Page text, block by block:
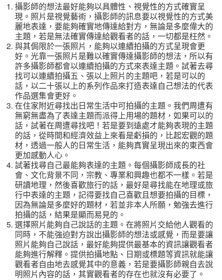
攝影師的想法最好能夠以具體性、視覺性的方式確實呈
現。照片是視覺藝術，攝影師的訊息要以視覺性的方式美
麗地表達，要能夠確實地傳達給對方，無論是多麼偉大的
主題，若是無法確實傳達給觀看者的話，一切都是枉然。
與其侷限於一張照片，能夠以連續拍攝的方式呈現會更
好。光靠一張照片是難以確實傳達攝影師的想法，所以有
許多攝影師都會以連續拍攝的方式來表達主題。試著去尋
找可以連續拍攝五、張以上照片的主題吧，若是可以的
話，以二十張以上的系列作品來打造表達自己想法的代表
作品選集會更好。
在住家附近尋找出日常生活中可拍攝的主題。我們周遭有
無窮無盡為了表達主題而派得上用場的題材，如果可以的
話，試著在周遭尋找吧！若是要到遠處才能夠表現的主題
的話，從時間和經濟效益上來看是虧損的，比起宏觀的題
材，透過一般人的日常生活，能夠真實呈現出來的東西會
更加感動人心。
試著找尋自己最能夠表達的主題。每個攝影師成長的社
會、文化背景不同，宗教、專業和興趣也都不一樣。若是
研讀地理，然後喜歡旅行的話，最好是尋找能在地理或旅
行中表達的主題，記得要找自己喜歡且想要拍攝的目標，
因為無論是多麼好的題材，若並非本人所願，勉強去進行
拍攝的話，結果是顯而易見的。
選擇照片能夠自己說話的主題。在將照片交給他人觀看的
同時，不能強迫對方說出攝影師的想法或感覺，而是要讓
照片能夠自己說話，最好能夠提供最基本的資訊讓觀看者
能夠進行解釋。提供拍攝地點、日期或標題等資訊就能讓
觀看者自由地去感覺其中的意義，若是要攝影師親自去說
明照片內容的話，其實觀看者的存在也就沒有必要了。